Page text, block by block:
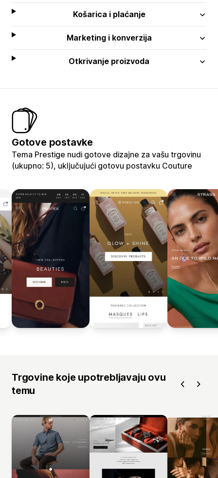
Košarica i plaćanje
Marketing i konverzija
Otkrivanje proizvoda
Gotove postavke
Tema Prestige nudi gotove dizajne za vašu trgovinu
(ukupno: 5), uključujući gotovu postavku Couture
Trgovine koje upotrebljavaju ovu
temu